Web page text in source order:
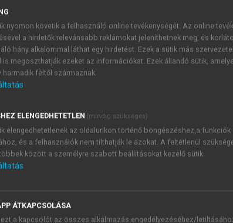
JELSZÓ
Kérek értesítést a MeRSZ
Kérek értesítést az
nyomon követik a felhasználó online tevékenységét. Az online
a hirdetők relevánsabb reklámokat jeleníthetnek meg, és
hány alkalommal láthat egy hirdetést. Ezek a sütik más
is megoszthatják ezeket az információkat. Ezek állandó sütik,
harmadik féltől származnak.
ELENGEDHETETLEN (mindig szükséges)
elengedhetetlenek az oldalunkon történő böngészéshez,a funkciók
és a felhasználók nem tilthatják le azokat. A feltétlenül
között a személyre szabott beállításokat kezelő sütik.
ÁTKAPCSOLÁSA
a kapcsolót az összes alkalmazás engedélyezéséhez/